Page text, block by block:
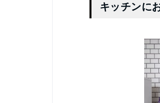
キッチンに